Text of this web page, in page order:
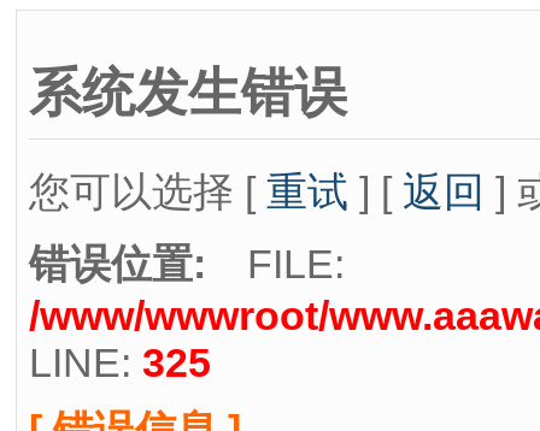
系统发生错误
您可以选择 [ 重试 ] [ 返回 ]
错误位置: FILE:
/www/wwwroot/
LINE: 325